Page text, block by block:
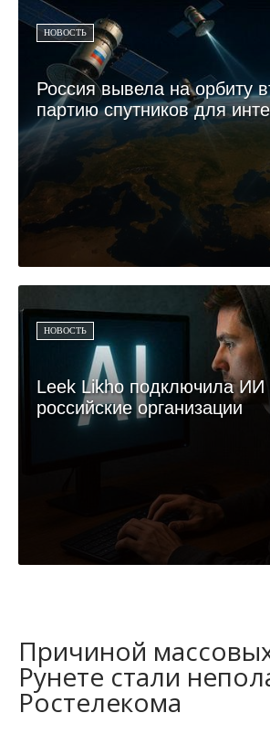
НОВОСТЬ
Россия вывела на орбиту
партию спутников для
НОВОСТЬ
Leek Likho подключила ИИ
российские организации
Причиной
Рунете стали
Ростелекома